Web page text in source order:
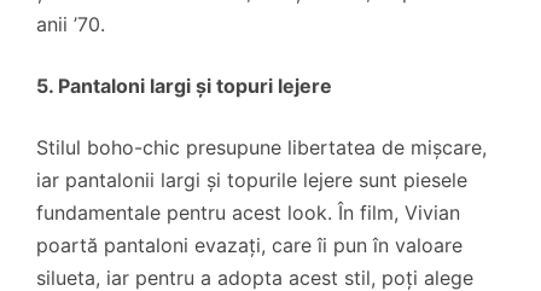
anii ’70.
5. Pantaloni largi și topuri lejere
Stilul boho-chic presupune libertatea de mișcare,
iar pantalonii largi și topurile lejere sunt piesele
fundamentale pentru acest look. În film, Vivian
poartă pantaloni evazați, care îi pun în valoare
silueta, iar pentru a adopta acest stil, poți alege